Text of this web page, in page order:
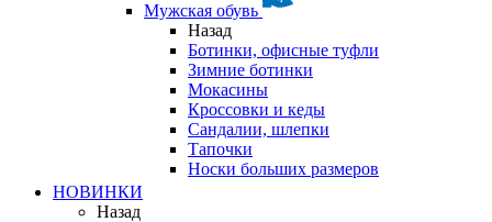
Мужская обувь
Назад
Ботинки, офисные туфли
Зимние ботинки
Мокасины
Кроссовки и кеды
Сандалии, шлепки
Тапочки
Носки больших размеров
НОВИНКИ
Назад